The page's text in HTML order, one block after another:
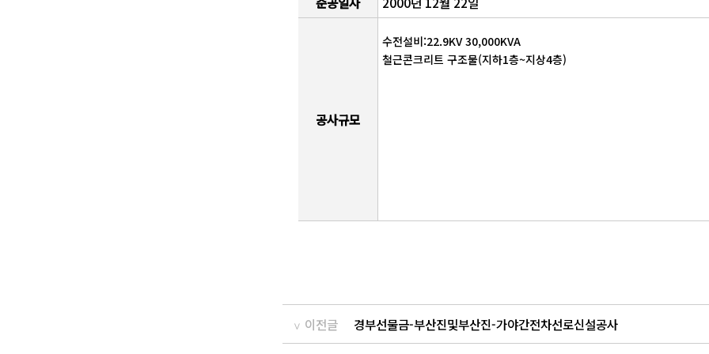
공사규모
수전설비:22.9KV 30,000KVA
철근콘크리트 구조물(지하1층~지상4층)
이전글 경부선물금-부산진및부산진-가야간전차선로신설공사